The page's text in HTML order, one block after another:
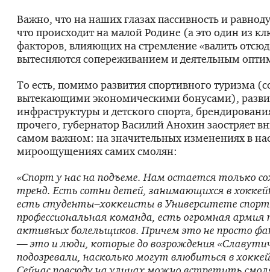
Важно, что на наших глазах пассивность и
что происходит на малой Родине (а это один из
факторов, влияющих на стремление «валить
вытесняются сопереживанием и деятельным
То есть, помимо развития спортивного туризма
вытекающими экономическими бонусами),
инфраструктуры и детского спорта,
прочего, губернатор Василий Анохин заостряет
самом важном: на значительных изменениях в
мироощущениях самих смолян:
«Спорт у нас на подъеме. Нам остается только
тренд. Есть сотни детей, занимающихся в
есть студенты–хоккеисты в Университете
профессио­нальная команда, есть огромная армия
активных болельщиков. Причем это не просто
— это и люди, которые до возрождения
подозревали, насколько могут влюбиться в